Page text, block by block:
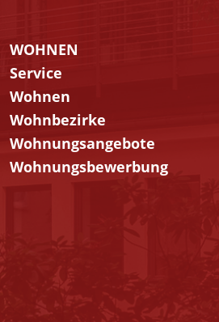
WOHNEN
Navigation
überspringen
Service
Wohnen
Wohnbezirke
Wohnungsangebote
Wohnungsbewerbung